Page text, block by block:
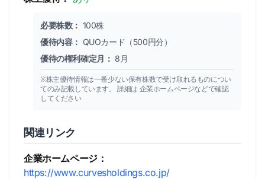
必要株数： 100株
優待内容： QUOカード（500円分）
優待の権利確定月： 8月
※株主優待情報は一番少ない保有株数で受け取れるものについ
てのみ記載しています。 詳細は 企業ホームページなどで確認
してください
関連リンク
企業ホームページ：
https://www.curvesholdings.co.jp/